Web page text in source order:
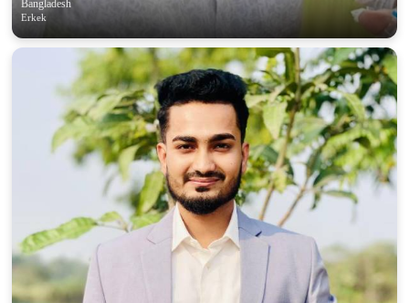
Bangladesh
Erkek